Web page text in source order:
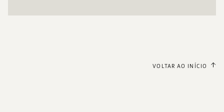
VOLTAR AO INÍCIO